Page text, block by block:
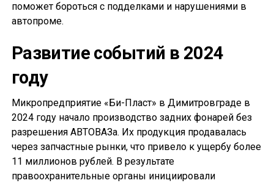
поможет бороться с подделками и нарушениями в
автопроме.
Развитие событий в 2024
году
Микропредприятие «Би-Пласт» в Димитровграде в
2024 году начало производство задних фонарей без
разрешения АВТОВАЗа. Их продукция продавалась
через запчастные рынки, что привело к ущербу более
11 миллионов рублей. В результате
правоохранительные органы инициировали